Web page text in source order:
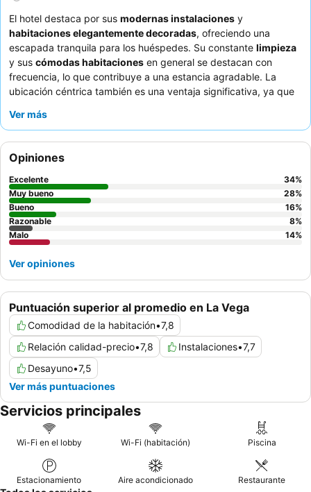
El hotel destaca por sus modernas instalaciones y
habitaciones elegantemente decoradas, ofreciendo una
escapada tranquila para los huéspedes. Su constante limpieza
y sus cómodas habitaciones en general se destacan con
frecuencia, lo que contribuye a una estancia agradable. La
ubicación céntrica también es una ventaja significativa, ya que
hotel es particularmente adecuado para
aquellos que buscan una base cómoda para la relajación. Para
mejorar su experiencia, es aconsejable confirmar el
calefacción de la piscina
arreglos de
estacionamiento
recurrentes en los comentarios de los huéspedes.
Ver más
Puntuación superior al promedio en La Vega
Comodidad de la habitación•7,8
Relación calidad-precio•7,8 Instalaciones•7,7
Desayuno•7,5
Ver más puntuaciones
Opiniones
Excelente 34%
Muy bueno
28%
Bueno
16%
Razonable
8%
Malo
14%
Ver opiniones
Servicios principales
Wi-Fi en el lobby Wi-Fi (habitación) Piscina
Estacionamiento Aire acondicionado Restaurante